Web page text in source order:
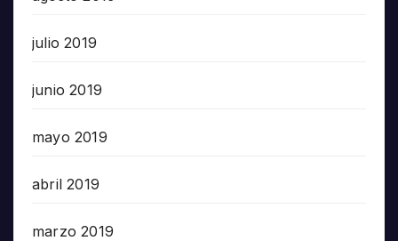
julio 2019
junio 2019
mayo 2019
abril 2019
marzo 2019